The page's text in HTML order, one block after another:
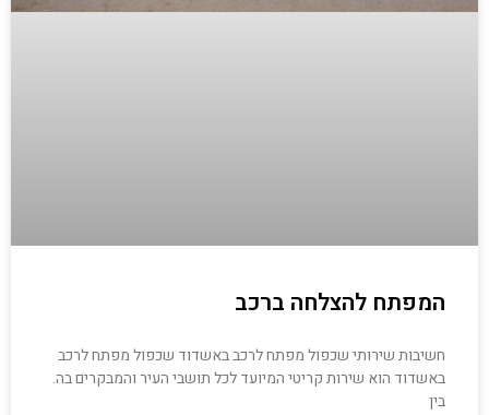
המפתח להצלחה ברכב
חשיבות שירותי שכפול מפתח לרכב באשדוד שכפול מפתח לרכב
באשדוד הוא שירות קריטי המיועד לכל תושבי העיר והמבקרים בה.
בין